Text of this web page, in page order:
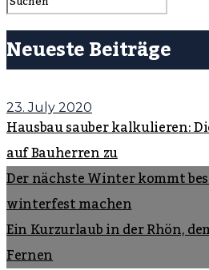
Neueste Beiträge
23. July 2020
Hausbau sauber kalkulieren:
auf Bauherren zu
Der nächste Winter kommt
winterfest machen
Ein Kurzurlaub in der Rhön,
Fernen